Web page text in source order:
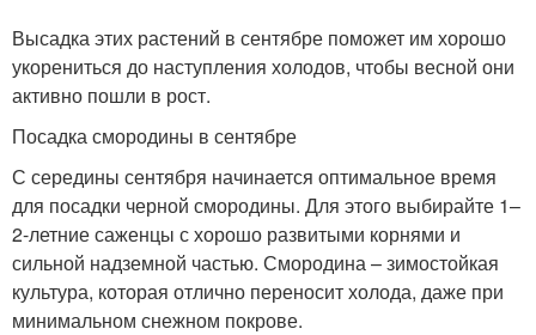
Высадка этих растений в сентябре поможет им хорошо
укорениться до наступления холодов, чтобы весной они
активно пошли в рост.
Посадка смородины в сентябре
С середины сентября начинается оптимальное время
для посадки черной смородины. Для этого выбирайте 1–
2-летние саженцы с хорошо развитыми корнями и
сильной надземной частью. Смородина – зимостойкая
культура, которая отлично переносит холода, даже при
минимальном снежном покрове.